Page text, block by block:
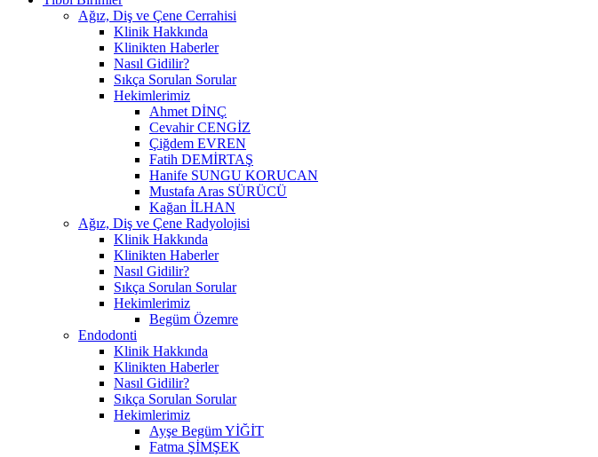
Ağız, Diş ve Çene Cerrahisi
Klinik Hakkında
Klinikten Haberler
Nasıl Gidilir?
Sıkça Sorulan Sorular
Hekimlerimiz
Ahmet DİNÇ
Cevahir CENGİZ
Çiğdem EVREN
Fatih DEMİRTAŞ
Hanife SUNGU KORUCAN
Mustafa Aras SÜRÜCÜ
Kağan İLHAN
Ağız, Diş ve Çene Radyolojisi
Klinik Hakkında
Klinikten Haberler
Nasıl Gidilir?
Sıkça Sorulan Sorular
Hekimlerimiz
Begüm Özemre
Endodonti
Klinik Hakkında
Klinikten Haberler
Nasıl Gidilir?
Sıkça Sorulan Sorular
Hekimlerimiz
Ayşe Begüm YİĞİT
Fatma ŞİMŞEK